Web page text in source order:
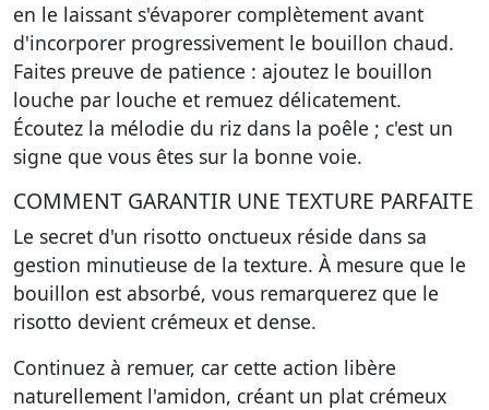
en le laissant s'évaporer complètement avant
d'incorporer progressivement le bouillon chaud.
Faites preuve de patience : ajoutez le bouillon
louche par louche et remuez délicatement.
Écoutez la mélodie du riz dans la poêle ; c'est un
signe que vous êtes sur la bonne voie.
COMMENT GARANTIR UNE TEXTURE PARFAITE
Le secret d'un risotto onctueux réside dans sa
gestion minutieuse de la texture. À mesure que le
bouillon est absorbé, vous remarquerez que le
risotto devient crémeux et dense.
Continuez à remuer, car cette action libère
naturellement l'amidon, créant un plat crémeux